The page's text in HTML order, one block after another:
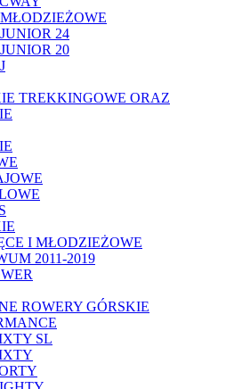
24
20
TREKKINGOWE ORAZ
I MŁODZIEŻOWE
2011-2019
ROWERY GÓRSKIE
SL